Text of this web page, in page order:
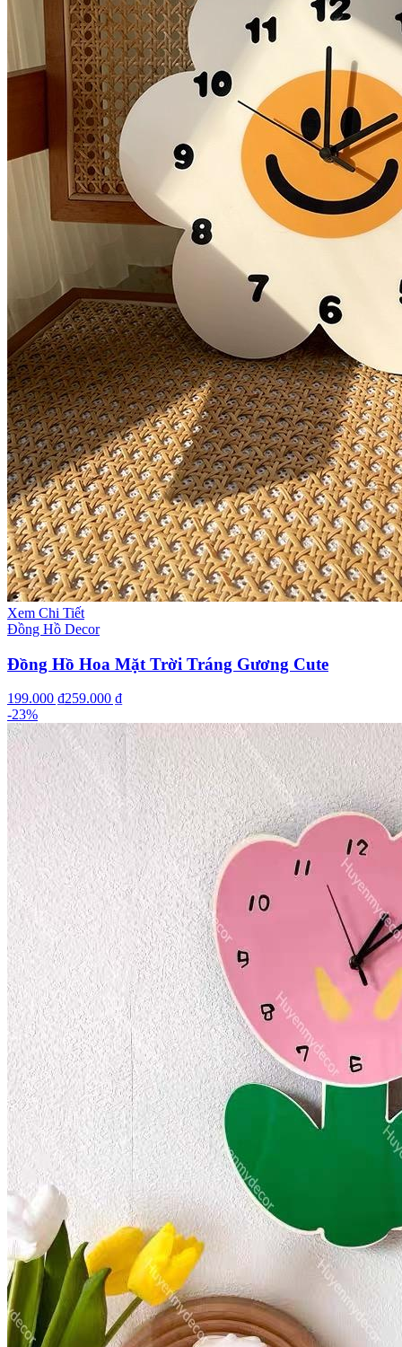
Xem Chi Tiết
Đồng Hồ Decor
Đồng Hồ Hoa Mặt Trời Tráng Gương Cute
199.000 ₫259.000 ₫
-23%